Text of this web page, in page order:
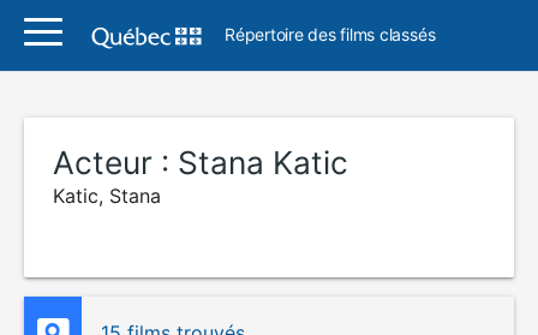
Répertoire des films classés
Acteur : Stana Katic
Katic, Stana